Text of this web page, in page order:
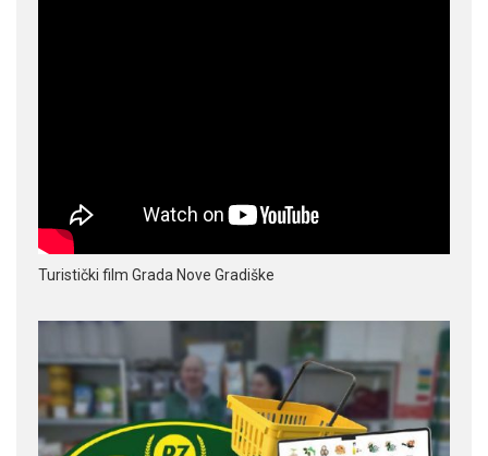
Turistički film Grada Nove Gradiške